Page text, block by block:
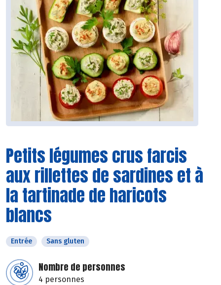
Petits légumes crus farcis
aux rillettes de sardines et à
la tartinade de haricots
blancs
Entrée Sans gluten
Nombre de personnes
4 personnes